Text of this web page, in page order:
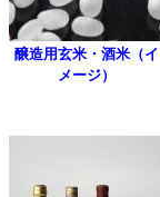
醸造用玄米・酒米（イ
メージ）